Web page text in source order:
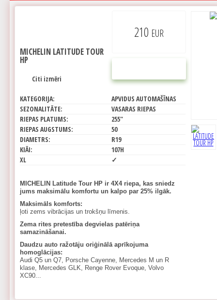
210 EUR
MICHELIN LATITUDE TOUR
HP
Citi izmēri
KATEGORIJA:
APVIDUS AUTOMAŠĪNAS
SEZONALITĀTE:
VASARAS RIEPAS
RIEPAS PLATUMS:
255"
RIEPAS AUGSTUMS:
50
DIAMETRS:
R19
KIĀI:
107H
XL
✓
MICHELIN Latitude Tour HP ir 4X4 riepa, kas sniedz
jums maksimālu komfortu un kalpo par 25% ilgāk.
Maksimāls komforts:
ļoti zems vibrācijas un trokšņu līmenis.
Zema rites pretestība degvielas patēriņa
samazināšanai.
Daudzu auto ražotāju oriģinālā aprīkojuma
homoglācijas:
Audi Q5 un Q7, Porsche Cayenne, Mercedes M un R
klase, Mercedes GLK, Renge Rover Evoque, Volvo
XC90...